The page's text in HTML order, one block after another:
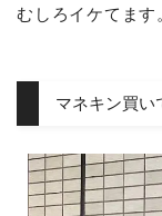
むしろイケてます
マネキン買い